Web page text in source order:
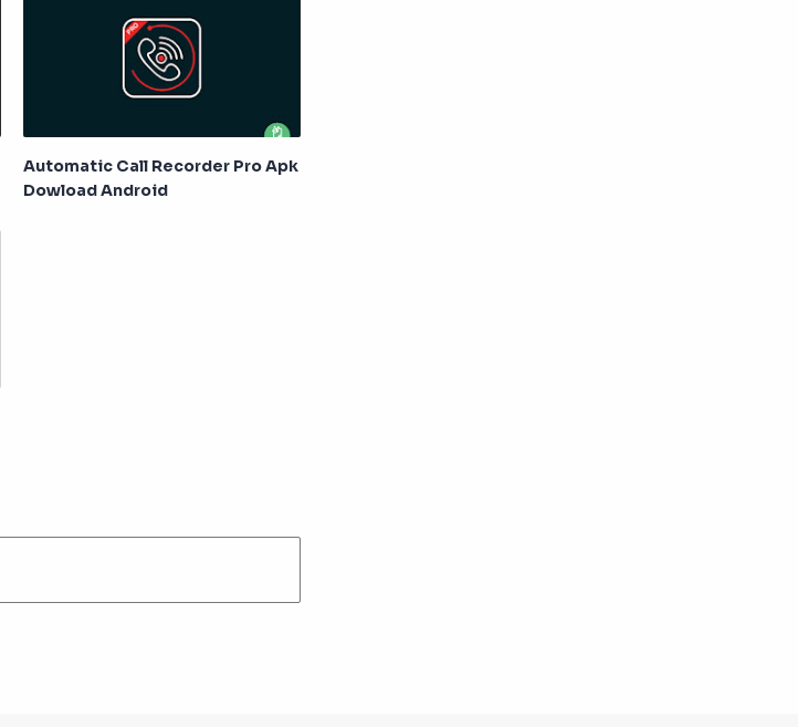
Automatic Call Recorder Pro Apk
Dowload Android